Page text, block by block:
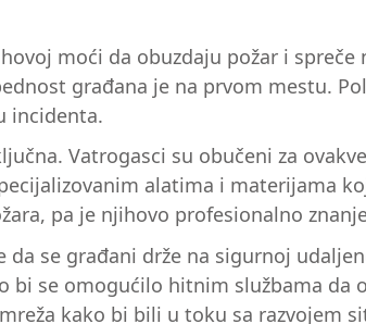
moći da obuzdaju požar i
građana je na prvom mestu.
incidenta.
Vatrogasci su obučeni za
alatima i materijama
pa je njihovo profesionalno
se građani drže na sigurnoj
bi se omogućilo hitnim službama da
kako bi bili u toku sa razvojem